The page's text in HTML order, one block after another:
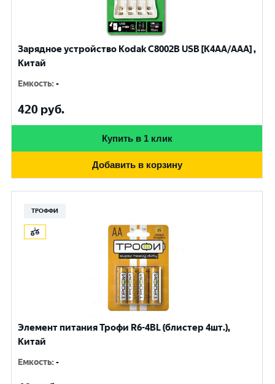
Зарядное устройство Kodak С8002B USB [K4AA/AAA] ,
Китай
Емкость:-
420 руб.
Купить в 1 клик
Добавить в корзину
ТРОФФИ
Элемент питания Трофи R6-4BL (блистер 4шт.),
Китай
Емкость:-